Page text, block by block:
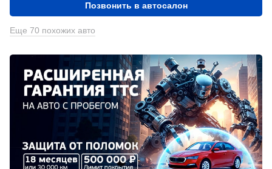
Позвонить в автосалон
Еще 70 похожих авто